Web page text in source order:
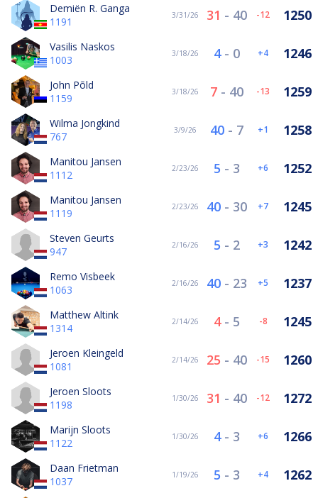
Demiën R. Ganga
1191
3/31/26 31 - 40 -12 1250
Vasilis Naskos
1003
3/18/26 4- 0 4 1246
John Põld
1159
3/18/26 7 - 40 -13 1259
Wilma Jongkind
767
3/9/26 40 - 7 1 1258
Manitou Jansen
1112
2/23/26 5 - 3 6 1252
Manitou Jansen
1119
2/23/26 40 - 30 7 1245
Steven Geurts
947
2/16/26 5 - 2 3 1242
Remo Visbeek
1063
2/16/26 40 - 23 5 1237
Matthew Altink
1314
2/14/26 4- 5 -8 1245
Jeroen Kleingeld
1081
2/14/26 25 - 40 -15 1260
Jeroen Sloots
1198
1/30/26 31 - 40 -12 1272
Marijn Sloots
1122
1/30/26 4- 3 6 1266
Daan Frietman
1037
1/19/26 5 - 3 4 1262